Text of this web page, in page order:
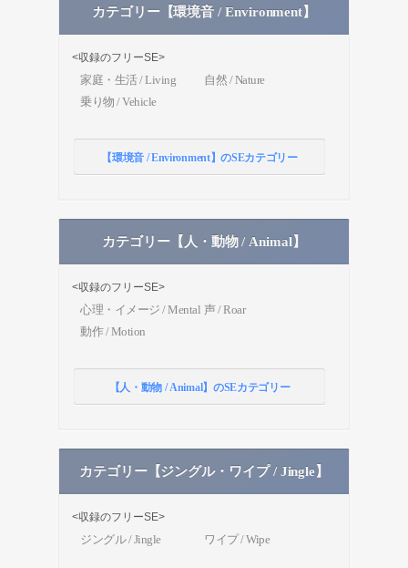
カテゴリー【環境音 / Environment】
<収録のフリーSE>
家庭・生活 / Living
自然 / Nature
乗り物 / Vehicle
【環境音 / Environment】のSEカテゴリー
カテゴリー【人・動物 / Animal】
<収録のフリーSE>
心理・イメージ / Mental 声 / Roar
動作 / Motion
【人・動物 / Animal】のSEカテゴリー
カテゴリー【ジングル・ワイプ / Jingle】
<収録のフリーSE>
ジングル / Jingle ワイプ / Wipe